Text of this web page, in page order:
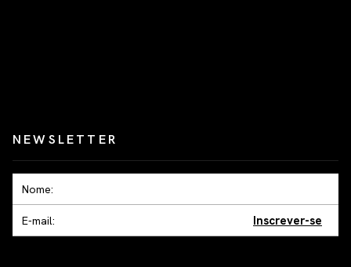
NEWSLETTER
Inscrever-se